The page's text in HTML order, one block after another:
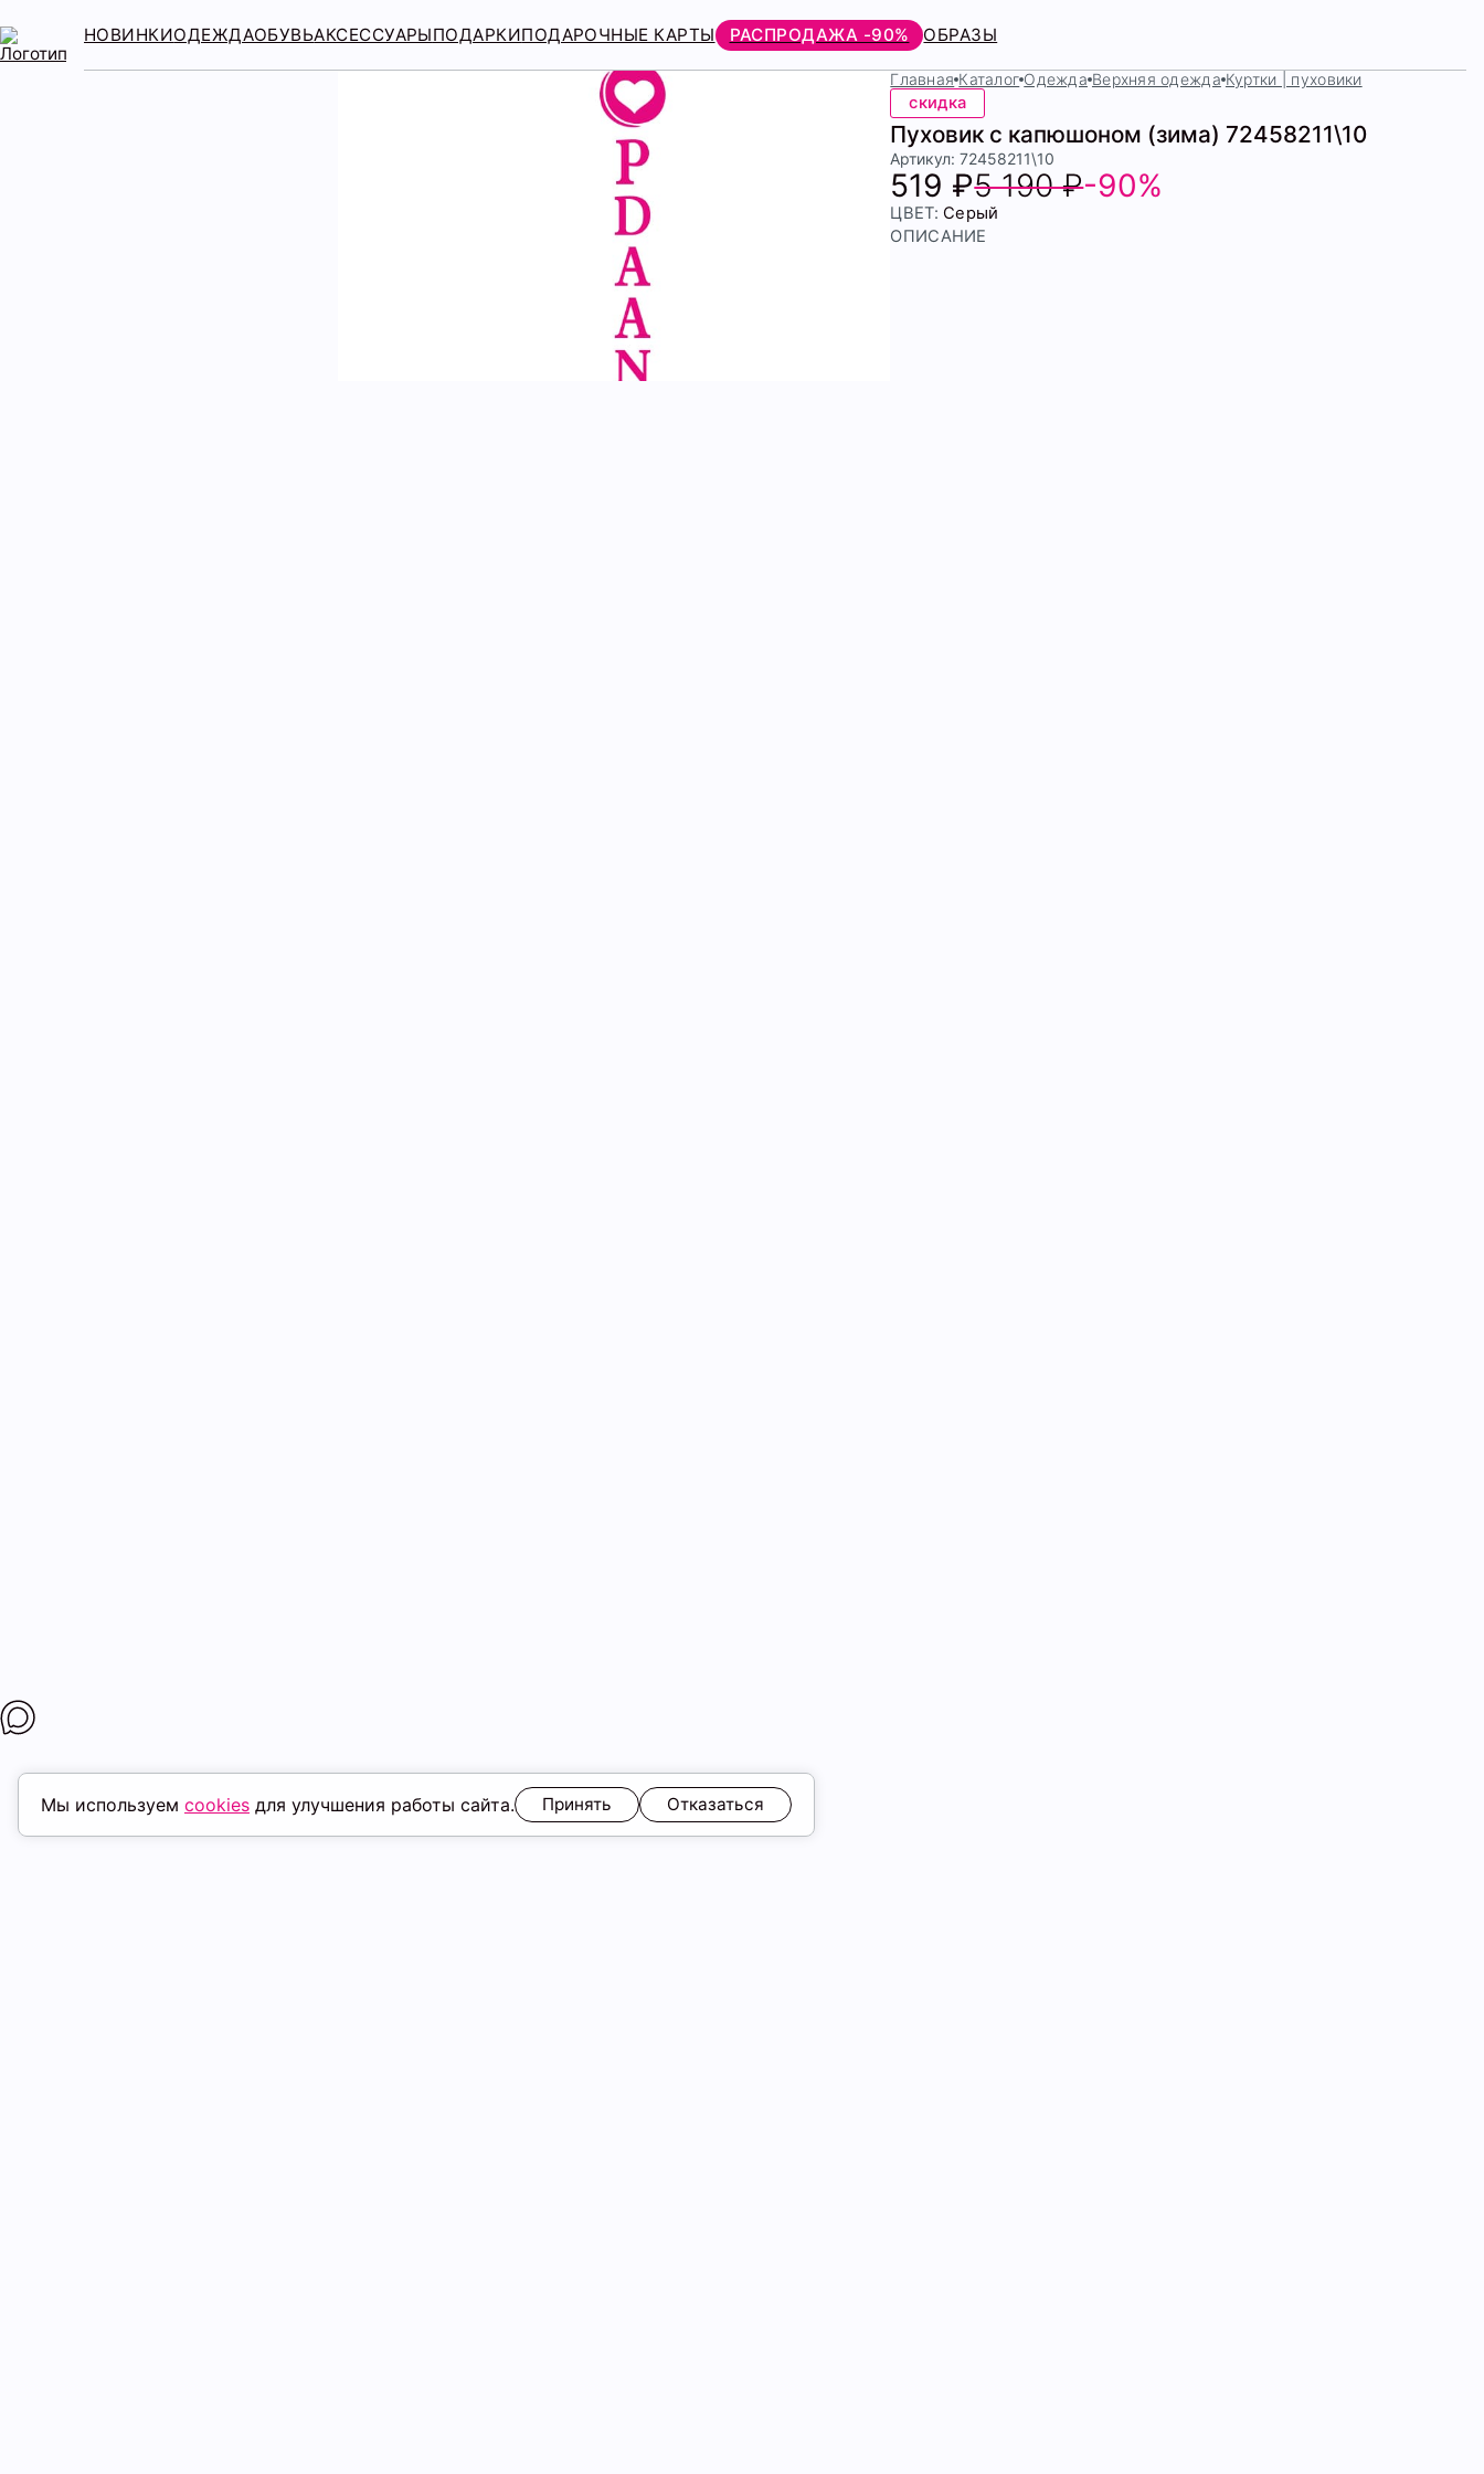
НОВИНКИОДЕЖДАОБУВЬАКСЕССУАРЫПОДАРКИПОДАРОЧНЫЕ КАРТЫ РАСПРОДАЖА -90% ОБРАЗЫ
Главная Каталог Одежда Верхняя одежда Куртки | пуховики
скидка
Пуховик с капюшоном (зима) 72458211\10
Артикул: 72458211\10
519 ₽5 190 ₽-90%
ЦВЕТ: Серый
ОПИСАНИЕ
Мы используем cookies для улучшения работы сайта. Принять Отказаться